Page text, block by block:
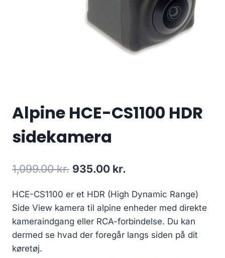
Alpine HCE-CS1100 HDR
sidekamera
1,099.00kr. Den
pris
var:
1,099.00 kr..
935.00 kr.
pris
er:
935.00 kr..
HCE-CS1100 er et HDR (High Dynamic Range)
Side View kamera til alpine enheder med direkte
kameraindgang eller RCA-forbindelse. Du kan
dermed se hvad der foregår langs siden på dit
køretøj.